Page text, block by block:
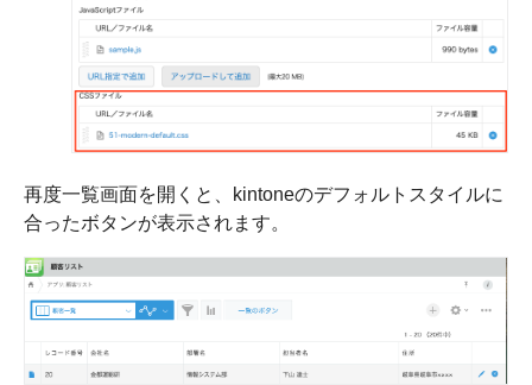
再度一覧画面を開くと、kintoneのデフォルトスタイルに
合ったボタンが表示されます。